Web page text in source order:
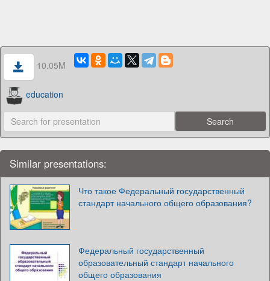
10.05M
education
Similar presentations:
Что такое Федеральный государственный
стандарт начального общего образования?
Федеральный государственный
образовательный стандарт начального
общего образования